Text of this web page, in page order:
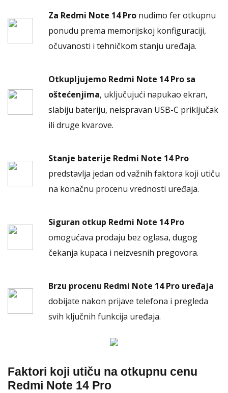
Za Redmi Note 14 Pro nudimo fer otkupnu
ponudu prema memorijskoj konfiguraciji,
očuvanosti i tehničkom stanju uređaja.
Otkupljujemo Redmi Note 14 Pro sa
oštećenjima, uključujući napukao ekran,
slabiju bateriju, neispravan USB-C priključak
ili druge kvarove.
Stanje baterije Redmi Note 14 Pro
predstavlja jedan od važnih faktora koji utiču
na konačnu procenu vrednosti uređaja.
Siguran otkup Redmi Note 14 Pro
omogućava prodaju bez oglasa, dugog
čekanja kupaca i neizvesnih pregovora.
Brzu procenu Redmi Note 14 Pro uređaja
dobijate nakon prijave telefona i pregleda
svih ključnih funkcija uređaja.
Faktori koji utiču na otkupnu cenu
Redmi Note 14 Pro